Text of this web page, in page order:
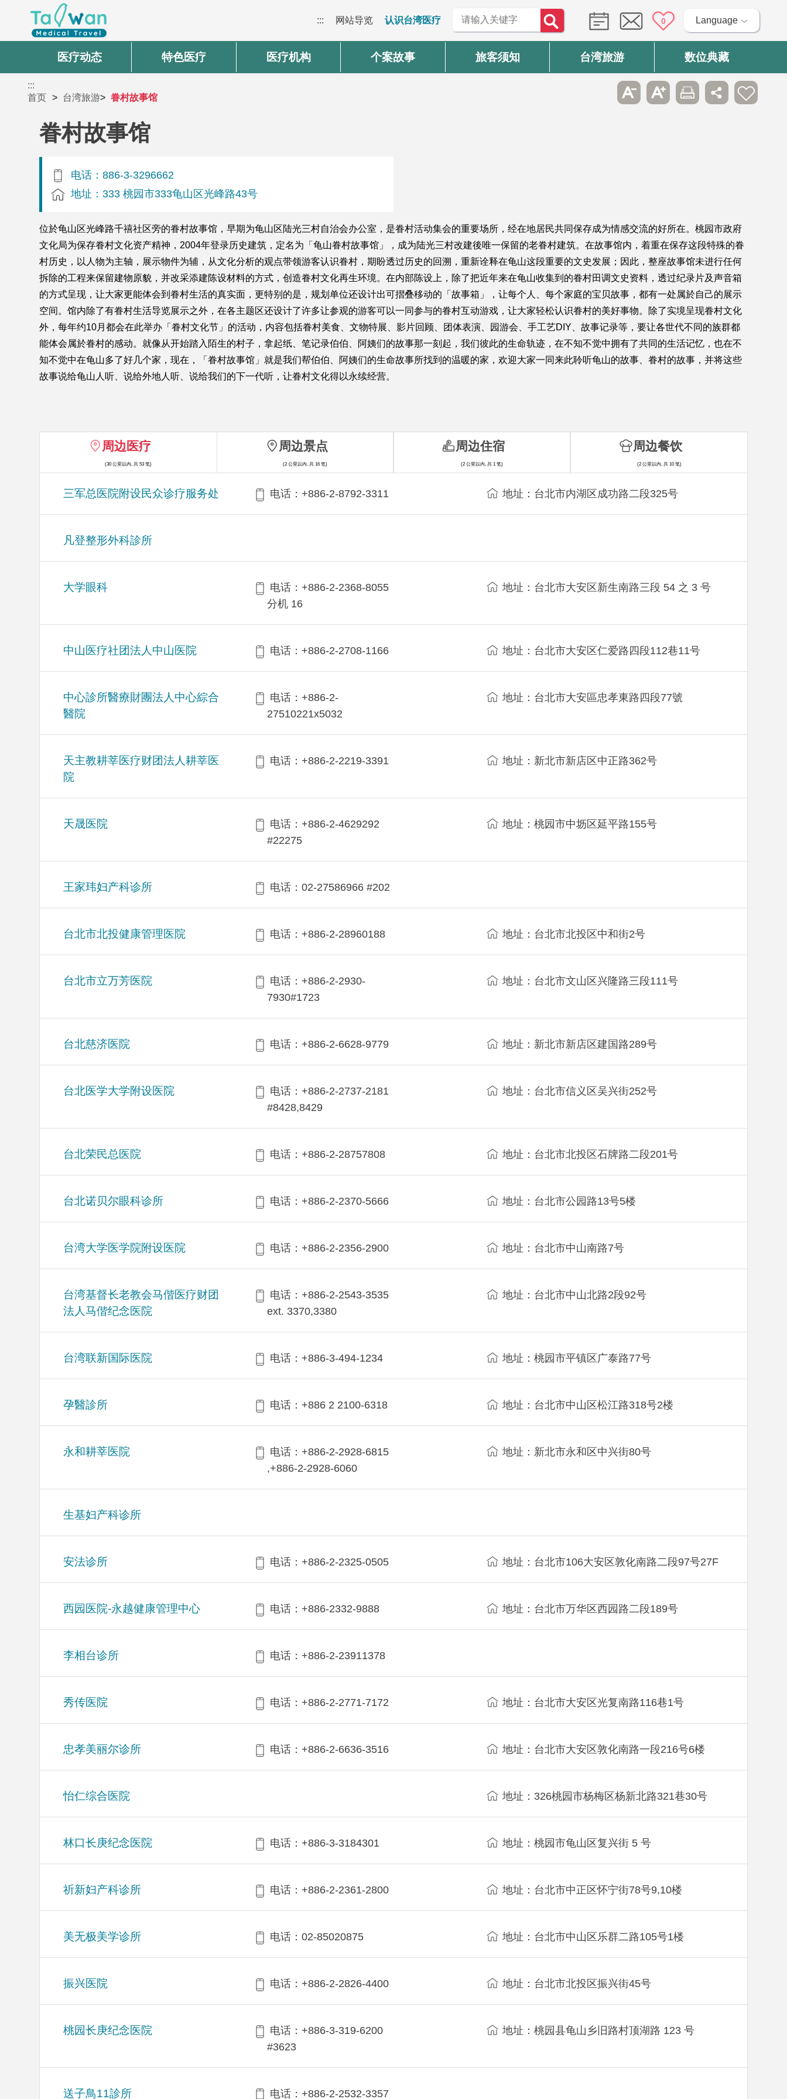
::: 网站导览 认识台湾医疗 0 Language
医疗动态 特色医疗 医疗机构 个案故事 旅客须知 台湾旅游 数位典藏
:::
首页
台湾旅游 眷村故事馆
眷村故事馆
电话：886-3-3296662
地址：333 桃园市333龟山区光峰路43号
位於龟山区光峰路千禧社区旁的眷村故事馆，早期为龟山区陆光三村自治会办公室，是眷村活动集会的重要场所，经在地居民共同保存成为情感交流的好所在。桃园市政府
文化局为保存眷村文化资产精神，2004年登录历史建筑，定名为「龟山眷村故事馆」，成为陆光三村改建後唯一保留的老眷村建筑。在故事馆内，着重在保存这段特殊的眷
村历史，以人物为主轴，展示物件为辅，从文化分析的观点带领游客认识眷村，期盼透过历史的回溯，重新诠释在龟山这段重要的文史发展；因此，整座故事馆未进行任何
拆除的工程来保留建物原貌，并改采添建陈设材料的方式，创造眷村文化再生环境。在内部陈设上，除了把近年来在龟山收集到的眷村田调文史资料，透过纪录片及声音箱
的方式呈现，让大家更能体会到眷村生活的真实面，更特别的是，规划单位还设计出可摺叠移动的「故事箱」，让每个人、每个家庭的宝贝故事，都有一处属於自己的展示
空间。馆内除了有眷村生活导览展示之外，在各主题区还设计了许多让参观的游客可以一同参与的眷村互动游戏，让大家轻松认识眷村的美好事物。除了实境呈现眷村文化
外，每年约10月都会在此举办「眷村文化节」的活动，内容包括眷村美食、文物特展、影片回顾、团体表演、园游会、手工艺DIY、故事记录等，要让各世代不同的族群都
能体会属於眷村的感动。就像从开始踏入陌生的村子，拿起纸、笔记录伯伯、阿姨们的故事那一刻起，我们彼此的生命轨迹，在不知不觉中拥有了共同的生活记忆，也在不
知不觉中在龟山多了好几个家，现在，「眷村故事馆」就是我们帮伯伯、阿姨们的生命故事所找到的温暖的家，欢迎大家一同来此聆听龟山的故事、眷村的故事，并将这些
故事说给龟山人听、说给外地人听、说给我们的下一代听，让眷村文化得以永续经营。
周边医疗
(30 公里以内, 共 53 笔)
三军总医院附设民众诊疗服务处 电话：+886-2-8792-3311 地址：台北市内湖区成功路二段325号
凡登整形外科診所
大学眼科
电话：+886-2-2368-8055
分机 16
地址：台北市大安区新生南路三段 54 之 3 号
中山医疗社团法人中山医院 电话：+886-2-2708-1166 地址：台北市大安区仁爱路四段112巷11号
中心診所醫療財團法人中心綜合
醫院
电话：+886-2-
27510221x5032
地址：台北市大安區忠孝東路四段77號
天主教耕莘医疗财团法人耕莘医
院
电话：+886-2-2219-3391 地址：新北市新店区中正路362号
天晟医院
电话：+886-2-4629292
#22275
地址：桃园市中坜区延平路155号
王家玮妇产科诊所 电话：02-27586966 #202
台北市北投健康管理医院 电话：+886-2-28960188 地址：台北市北投区中和街2号
台北市立万芳医院
电话：+886-2-2930-
7930#1723
地址：台北市文山区兴隆路三段111号
台北慈济医院 电话：+886-2-6628-9779 地址：新北市新店区建国路289号
台北医学大学附设医院
电话：+886-2-2737-2181
#8428,8429
地址：台北市信义区吴兴街252号
台北荣民总医院 电话：+886-2-28757808 地址：台北市北投区石牌路二段201号
台北诺贝尔眼科诊所 电话：+886-2-2370-5666 地址：台北市公园路13号5楼
台湾大学医学院附设医院 电话：+886-2-2356-2900 地址：台北市中山南路7号
台湾基督长老教会马偕医疗财团
法人马偕纪念医院
电话：+886-2-2543-3535
ext. 3370,3380
地址：台北市中山北路2段92号
台湾联新国际医院 电话：+886-3-494-1234 地址：桃园市平镇区广泰路77号
孕醫診所 电话：+886 2 2100-6318 地址：台北市中山区松江路318号2楼
永和耕莘医院
电话：+886-2-2928-6815
,+886-2-2928-6060
地址：新北市永和区中兴街80号
生基妇产科诊所
安法诊所 电话：+886-2-2325-0505 地址：台北市106大安区敦化南路二段97号27F
西园医院-永越健康管理中心 电话：+886-2332-9888 地址：台北市万华区西园路二段189号
李相台诊所 电话：+886-2-23911378
秀传医院 电话：+886-2-2771-7172 地址：台北市大安区光复南路116巷1号
忠孝美丽尔诊所 电话：+886-2-6636-3516 地址：台北市大安区敦化南路一段216号6楼
怡仁综合医院 地址：326桃园市杨梅区杨新北路321巷30号
林口长庚纪念医院 电话：+886-3-3184301 地址：桃园市龟山区复兴街 5 号
祈新妇产科诊所 电话：+886-2-2361-2800 地址：台北市中正区怀宁街78号9,10楼
美无极美学诊所 电话：02-85020875 地址：台北市中山区乐群二路105号1楼
振兴医院 电话：+886-2-2826-4400 地址：台北市北投区振兴街45号
桃园长庚纪念医院
电话：+886-3-319-6200
#3623
地址：桃园县龟山乡旧路村顶湖路 123 号
送子鳥11診所 电话：+886-2-2532-3357
周边景点
(2 公里以内, 共 16 笔)
周边住宿
(2 公里以内, 共 1 笔)
周边餐饮
(2 公里以内, 共 10 笔)